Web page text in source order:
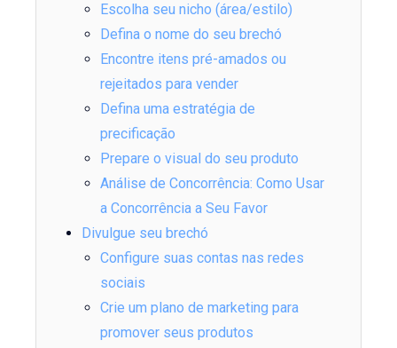
Escolha seu nicho (área/estilo)
Defina o nome do seu brechó
Encontre itens pré-amados ou
rejeitados para vender
Defina uma estratégia de
precificação
Prepare o visual do seu produto
Análise de Concorrência: Como Usar
a Concorrência a Seu Favor
Divulgue seu brechó
Configure suas contas nas redes
sociais
Crie um plano de marketing para
promover seus produtos